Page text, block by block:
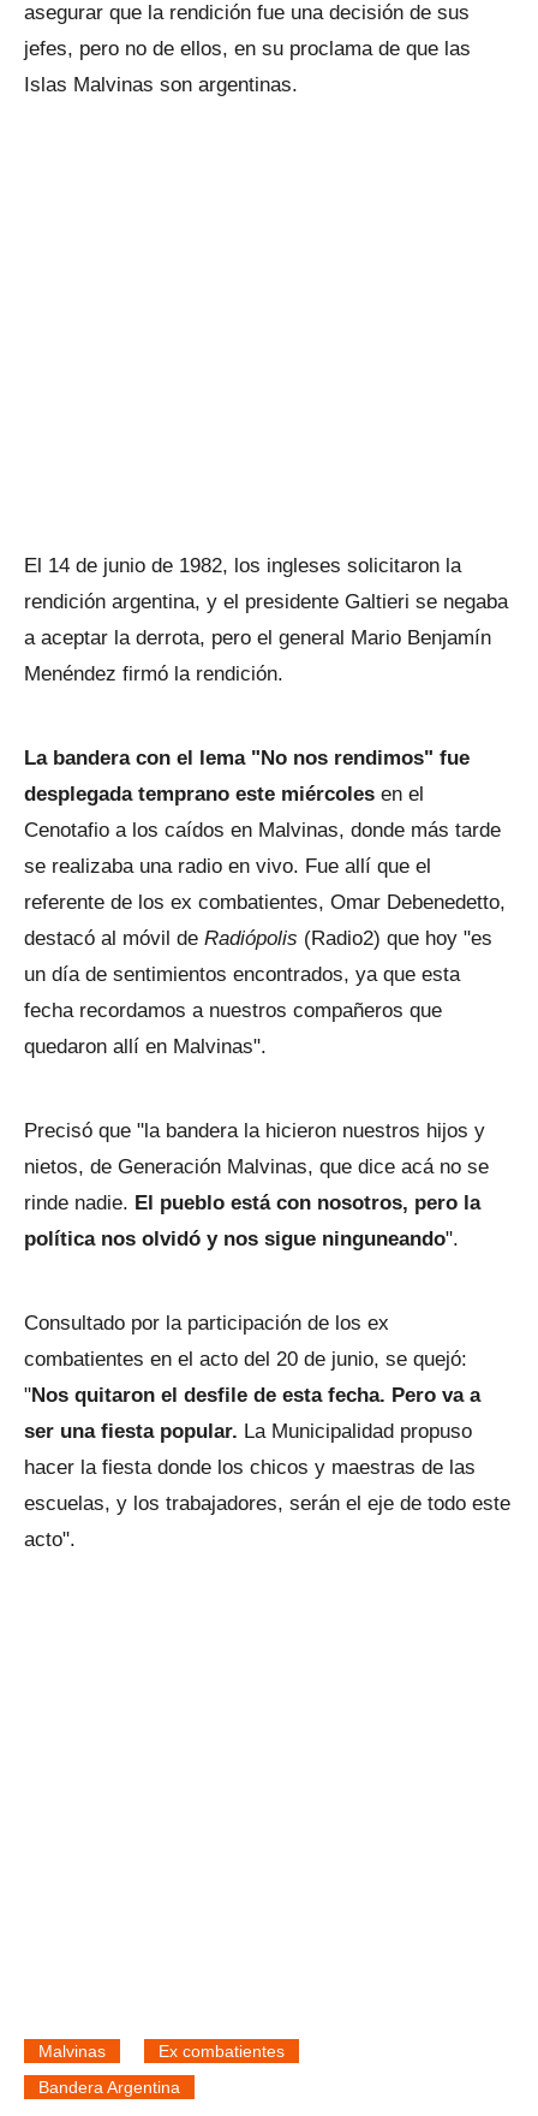
asegurar que la rendición fue una decisión de sus
jefes, pero no de ellos, en su proclama de que las
Islas Malvinas son argentinas.
El 14 de junio de 1982, los ingleses solicitaron la
rendición argentina, y el presidente Galtieri se negaba
a aceptar la derrota, pero el general Mario Benjamín
Menéndez firmó la rendición.
La bandera con el lema "No nos rendimos" fue
desplegada temprano este miércoles en el
Cenotafio a los caídos en Malvinas, donde más tarde
se realizaba una radio en vivo. Fue allí que el
referente de los ex combatientes, Omar Debenedetto,
destacó al móvil de Radiópolis (Radio2) que hoy "es
un día de sentimientos encontrados, ya que esta
fecha recordamos a nuestros compañeros que
quedaron allí en Malvinas".
Precisó que "la bandera la hicieron nuestros hijos y
nietos, de Generación Malvinas, que dice acá no se
rinde nadie. El pueblo está con nosotros, pero la
política nos olvidó y nos sigue ninguneando".
Consultado por la participación de los ex
combatientes en el acto del 20 de junio, se quejó:
"Nos quitaron el desfile de esta fecha. Pero va a
ser una fiesta popular. La Municipalidad propuso
hacer la fiesta donde los chicos y maestras de las
escuelas, y los trabajadores, serán el eje de todo este
acto".
Malvinas
Ex combatientes
Bandera Argentina